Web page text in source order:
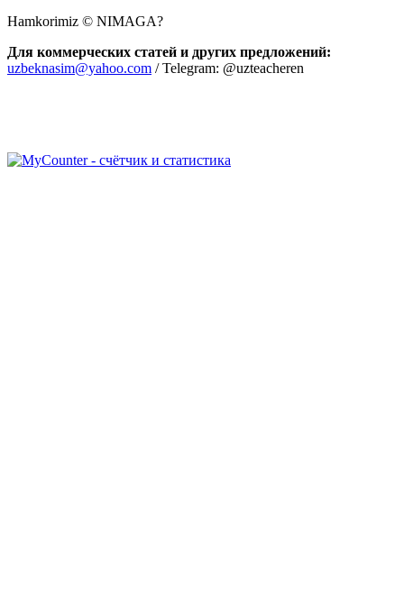
Hamkorimiz © NIMAGA?
Для коммерческих статей и других предложений:
uzbeknasim@yahoo.com / Telegram: @uzteacheren